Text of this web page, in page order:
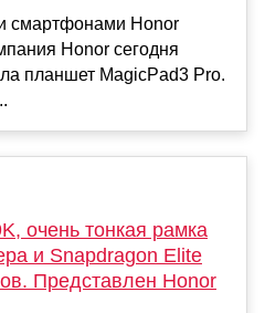
смартфонами Honor
Honor сегодня
планшет MagicPad3 Pro.
очень тонкая рамка
и Snapdragon Elite
Представлен Honor